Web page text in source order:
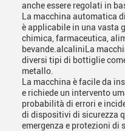
anche essere regolati in
La macchina automatica
è applicabile in una vasta
chimica, farmaceutica,
bevande.alcaliniLa
diversi tipi di bottiglie
metallo.
La macchina è facile da
e richiede un intervento
probabilità di errori e
di dispositivi di sicurezza
emergenza e protezioni di